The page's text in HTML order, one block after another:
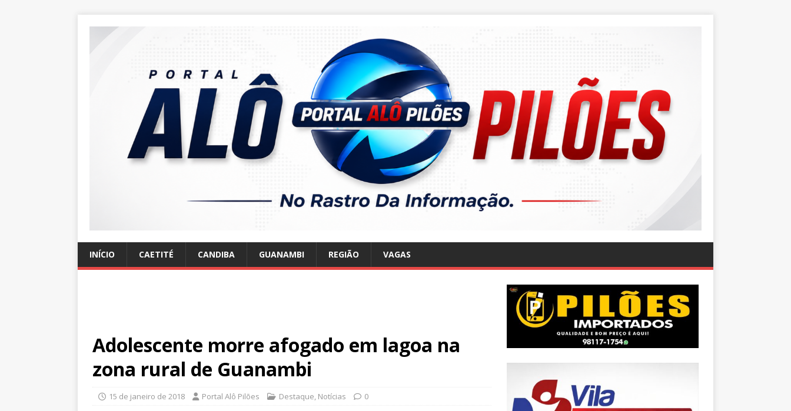
INÍCIO CAETITÉ CANDIBA GUANAMBI REGIÃO VAGAS
Adolescente morre afogado em lagoa na
zona rural de Guanambi
15 de janeiro de 2018 Portal Alô Pilões Destaque, Notícias 0